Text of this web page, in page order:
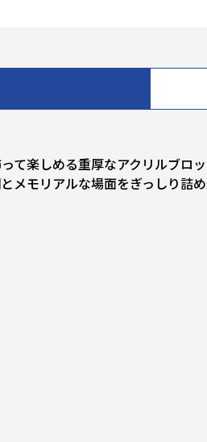
て楽しめる重厚なアクリルブロッ
メモリアルな場面をぎっしり